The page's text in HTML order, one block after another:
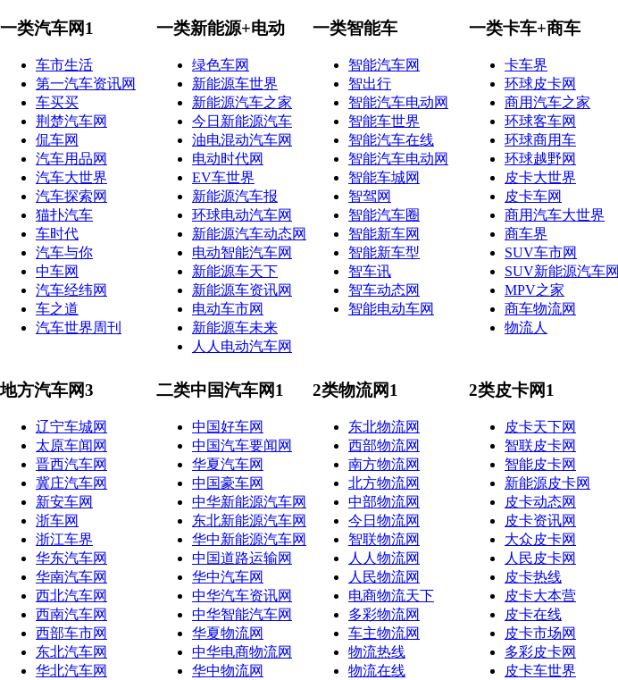
一类汽车网1
车市生活
第一汽车资讯网
车买买
荆楚汽车网
侃车网
汽车用品网
汽车大世界
汽车探索网
猫扑汽车
车时代
汽车与你
中车网
汽车经纬网
车之道
汽车世界周刊
一类新能源+电动
绿色车网
新能源车世界
新能源汽车之家
今日新能源汽车
油电混动汽车网
电动时代网
EV车世界
新能源汽车报
环球电动汽车网
新能源汽车动态网
电动智能汽车网
新能源车天下
新能源车资讯网
电动车市网
新能源车未来
人人电动汽车网
一类智能车
智能汽车网
智出行
智能汽车电动网
智能车世界
智能汽车在线
智能汽车电动网
智能车城网
智驾网
智能汽车圈
智能新车网
智能新车型
智车讯
智车动态网
智能电动车网
一类卡车+商车
卡车界
环球皮卡网
商用汽车之家
环球客车网
环球商用车
环球越野网
皮卡大世界
皮卡车网
商用汽车大世界
商车界
SUV车市网
SUV新能源汽车网
MPV之家
商车物流网
物流人
地方汽车网3
辽宁车城网
太原车闻网
晋西汽车网
冀庄汽车网
新安车网
浙车网
浙江车界
华东汽车网
华南汽车网
西北汽车网
西南汽车网
西部车市网
东北汽车网
华北汽车网
二类中国汽车网1
中国好车网
中国汽车要闻网
华夏汽车网
中国豪车网
中华新能源汽车网
东北新能源汽车网
华中新能源汽车网
中国道路运输网
华中汽车网
中华汽车资讯网
中华智能汽车网
华夏物流网
中华电商物流网
华中物流网
2类物流网1
东北物流网
西部物流网
南方物流网
北方物流网
中部物流网
今日物流网
智联物流网
人人物流网
人民物流网
电商物流天下
多彩物流网
车主物流网
物流热线
物流在线
2类皮卡网1
皮卡天下网
智联皮卡网
智能皮卡网
新能源皮卡网
皮卡动态网
皮卡资讯网
大众皮卡网
人民皮卡网
皮卡热线
皮卡大本营
皮卡在线
皮卡市场网
多彩皮卡网
皮卡车世界